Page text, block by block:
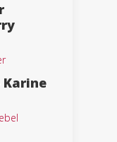
Karine